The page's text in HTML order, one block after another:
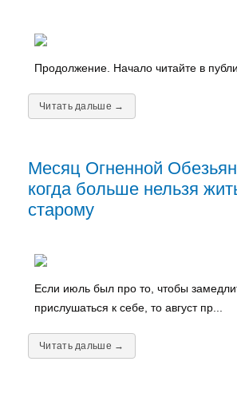
Продолжение. Начало читайте в
Читать дальше →
Месяц Огненной
когда больше нельзя
старому
Если июль был про то, чтобы
прислушаться к себе, то август пр...
Читать дальше →